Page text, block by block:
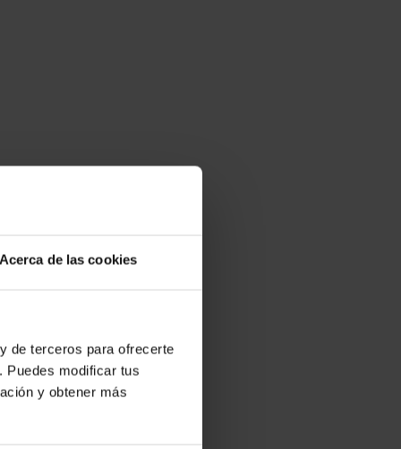
Acerca de las cookies
de terceros para ofrecerte
Puedes modificar tus
y obtener más